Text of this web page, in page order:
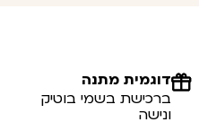
דוגמית מתנה
ברכישת בשמי בוטיק
ונישה